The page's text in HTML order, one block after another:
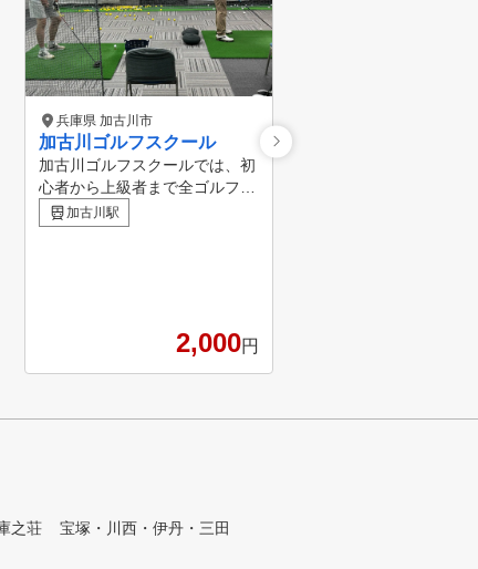
兵庫県 加古川市
加古川ゴルフスクール
加古川ゴルフスクールでは、初
心者から上級者まで全ゴルファ
ーのゴルフレベル向上できるプ
ログラムをご用意しています。
します。 また、加古川ゴルフ
加古川駅
2,000円
之荘
宝塚・川西・伊丹・三田